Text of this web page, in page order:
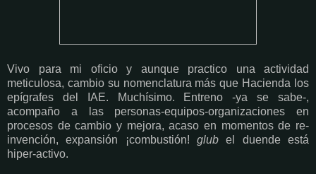
Vivo para mi oficio y aunque practico una actividad
meticulosa, cambio su nomenclatura más que Hacienda los
epígrafes del IAE. Muchísimo. Entreno -ya se sabe-,
acompaño a las personas-equipos-organizaciones en
procesos de cambio y mejora, acaso en momentos de re-
invención, expansión ¡combustión! glub el duende está
hiper-activo.